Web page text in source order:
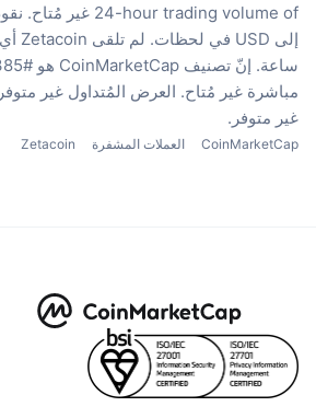
24-hour trading volume of غير مُتاح.
إلى USD في لحظات.
ساعة.
مباشرة غير مُتاح. العرض المُتداول غير متوفر
غير متوفر.
CoinMarketCap العملات المشفرة Zetacoin